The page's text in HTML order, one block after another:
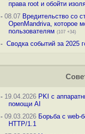
права root и обойти
-08.07 Вредительство со
OpenMandriva, которое
пользователям (107 +34)
- Сводка событий за 2025
-19.04.2026 PKI с
помощи AI
-09.03.2026 Борьба с web-
HTTP/1.1